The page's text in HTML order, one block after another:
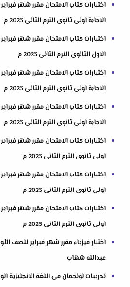
اختبارات كتاب الامتحان مقرر شهر
الاجابة اولى ثانوى الترم الثانى 2023 م
اختبارات كتاب الامتحان مقرر شهر
الاول الثانوى الترم الثانى 2023 م
اختبارات كتاب الامتحان مقرر شهر
الاجابة اولى ثانوى الترم الثانى 2023 م
اختبارات كتاب الامتحان مقرر شهر
الاجابة اولى ثانوى الترم الثانى 2023 م
اختبارات كتاب الامتحان مقرر شهر
اولى ثانوى الترم الثانى 2023 م
اختبارات كتاب الامتحان مقرر شهر
اولى ثانوى الترم الثانى 2023 م
اختبارات كتاب الامتحان مقرر شهر
اولى ثانوى الترم الثانى 2023 م
اختبار فيزياء مقرر شهر فبراير للصف
عبدالله شهاب
تدريبات لونجمان فى اللغة الانجليزية